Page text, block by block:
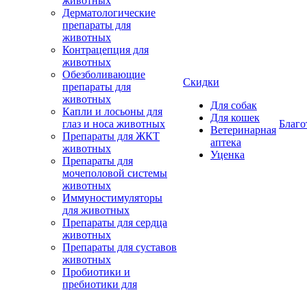
Дерматологические
препараты для
животных
Контрацепция для
животных
Обезболивающие
препараты для
животных
Капли и лосьоны для
глаз и носа животных
Препараты для ЖКТ
животных
Препараты для
мочеполовой системы
животных
Иммуностимуляторы
для животных
Препараты для сердца
животных
Препараты для суставов
животных
Пробиотики и
пребиотики для
Скидки
Для собак
Для кошек
Ветеринарная
аптека
Уценка